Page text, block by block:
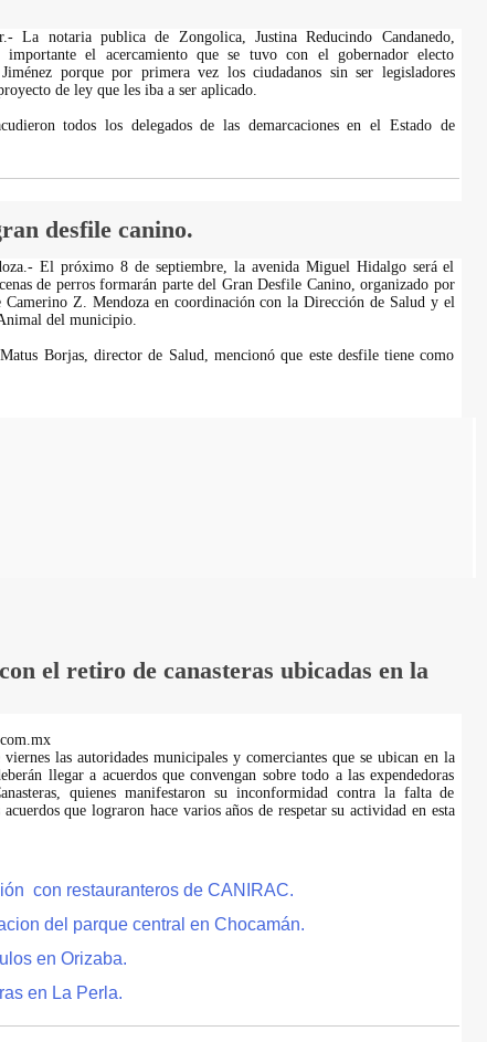
La notaria publica de Zongolica, Justina Reducindo Candanedo,
el acercamiento que se tuvo con el gobernador electo
porque por primera vez los ciudadanos sin ser legisladores
de ley que les iba a ser aplicado.
todos los delegados de las demarcaciones en el Estado de
desfile canino.
El próximo 8 de septiembre, la avenida Miguel Hidalgo será el
de perros formarán parte del Gran Desfile Canino, organizado por
Camerino Z. Mendoza en coordinación con la Dirección de Salud y el
del municipio.
Borjas, director de Salud, mencionó que este desfile tiene como
el retiro de canasteras ubicadas en la
las autoridades municipales y comerciantes que se ubican en la
llegar a acuerdos que convengan sobre todo a las expendedoras
quienes manifestaron su inconformidad contra la falta de
que lograron hace varios años de respetar su actividad en esta
con restauranteros de CANIRAC.
del parque central en Chocamán.
en Orizaba.
en La Perla.